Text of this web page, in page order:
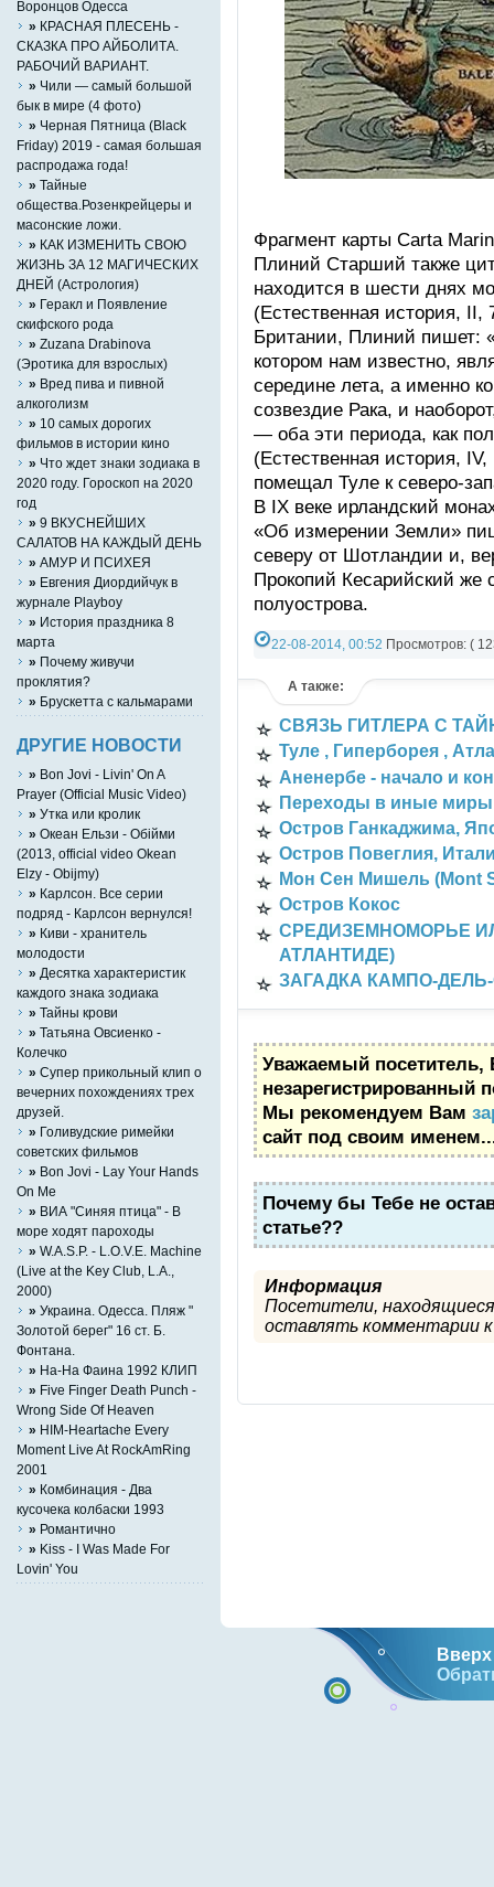
Фрагмент карты Carta
Плиний Старший также
находится в шести днях
(Естественная история, II,
Британии, Плиний пишет:
котором нам известно,
середине лета, а именно
созвездие Рака, и
— оба эти периода, как
(Естественная история,
помещал Туле к северо-
В IX веке ирландский
«Об измерении Земли»
северу от Шотландии и,
Прокопий Кесарийский же
полуострова.
22-08-2014, 00:52 Просмотров: (
А также:
СВЯЗЬ ГИТЛЕРА С
Туле , Гиперборея ,
Аненербе - начало и
Переходы в иные миры
Остров Ганкаджима,
Остров Повеглия,
Мон Сен Мишель (Mont
Остров Кокос
СРЕДИЗЕМНОМОРЬЕ
АТЛАНТИДЕ)
ЗАГАДКА КАМПО-
Уважаемый посетитель,
незарегистрированный
Мы рекомендуем Вам
сайт под своим
Почему бы Тебе не
статье??
Информация
Посетители,
оставлять комментарии к
Воронцов Одесса
» КРАСНАЯ ПЛЕСЕНЬ -
СКАЗКА ПРО АЙБОЛИТА.
РАБОЧИЙ ВАРИАНТ.
» Чили — самый большой
бык в мире (4 фото)
» Черная Пятница (Black
Friday) 2019 - самая большая
распродажа года!
» Тайные
общества.Розенкрейцеры и
масонские ложи.
» КАК ИЗМЕНИТЬ СВОЮ
ЖИЗНЬ ЗА 12 МАГИЧЕСКИХ
ДНЕЙ (Астрология)
» Геракл и Появление
скифского рода
» Zuzana Drabinova
(Эротика для взрослых)
» Вред пива и пивной
алкоголизм
» 10 самых дорогих
фильмов в истории кино
» Что ждет знаки зодиака в
2020 году. Гороскоп на 2020
год
» 9 ВКУСНЕЙШИХ
САЛАТОВ НА КАЖДЫЙ ДЕНЬ
» АМУР И ПСИХЕЯ
» Евгения Диордийчук в
журнале Playboy
» История праздника 8
марта
» Почему живучи
проклятия?
» Брускетта с кальмарами
ДРУГИЕ НОВОСТИ
» Bon Jovi - Livin' On A
Prayer (Official Music Video)
» Утка или кролик
» Океан Ельзи - Обійми
(2013, official video Okean
Elzy - Obijmy)
» Карлсон. Все серии
подряд - Карлсон вернулся!
» Киви - хранитель
молодости
» Десятка характеристик
каждого знака зодиака
» Тайны крови
» Татьяна Овсиенко -
Колечко
» Супер прикольный клип о
вечерних похождениях трех
друзей.
» Голивудские римейки
советских фильмов
» Bon Jovi - Lay Your Hands
On Me
» ВИА "Синяя птица" - В
море ходят пароходы
» W.A.S.P. - L.O.V.E. Machine
(Live at the Key Club, L.A.,
2000)
» Украина. Одесса. Пляж "
Золотой берег" 16 ст. Б.
Фонтана.
» На-На Фаина 1992 КЛИП
» Five Finger Death Punch -
Wrong Side Of Heaven
» HIM-Heartache Every
Moment Live At RockAmRing
2001
» Комбинация - Два
кусочека колбаски 1993
» Романтично
» Kiss - I Was Made For
Lovin' You
Вверх